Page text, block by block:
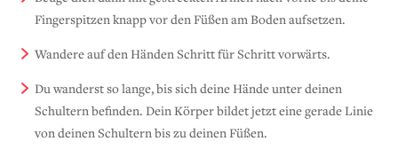
Fingerspitzen knapp vor den Füßen am Boden aufsetzen.
Wandere auf den Händen Schritt für Schritt vorwärts.
Du wanderst so lange, bis sich deine Hände unter deinen
Schultern befinden. Dein Körper bildet jetzt eine gerade Linie
von deinen Schultern bis zu deinen Füßen.